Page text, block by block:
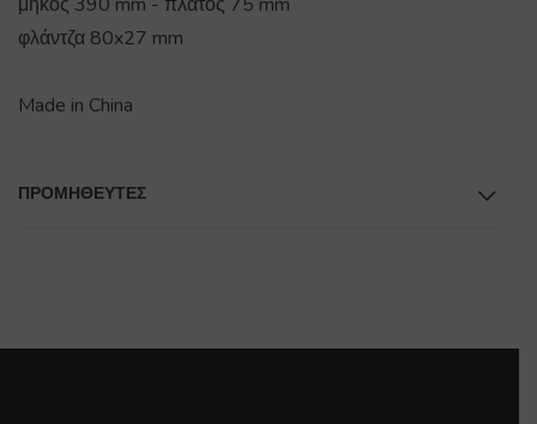
φλάντζα 80x27 mm
Made in China
ΠΡΟΜΗΘΕΥΤΕΣ